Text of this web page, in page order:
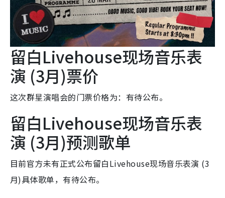
留白Livehouse现场音乐表
演 (3月)票价
这次群星演唱会的门票价格为：有待公布。
留白Livehouse现场音乐表
演 (3月)预测歌单
目前官方未有正式公布留白Livehouse现场音乐表演 (3
月)具体歌单，有待公布。